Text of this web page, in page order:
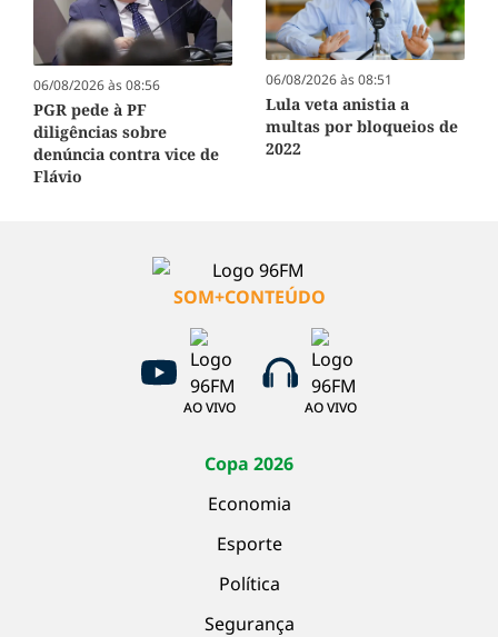
06/08/2026 às 08:56
PGR pede à PF
diligências sobre
denúncia contra vice de
Flávio
06/08/2026 às 08:51
Lula veta anistia a
multas por bloqueios de
2022
SOM+CONTEÚDO
AO VIVO AO VIVO
Copa 2026
Economia
Esporte
Política
Segurança